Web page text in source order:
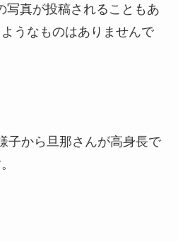
写真が投稿されることもあ
うなものはありませんで
子から旦那さんが高身長で